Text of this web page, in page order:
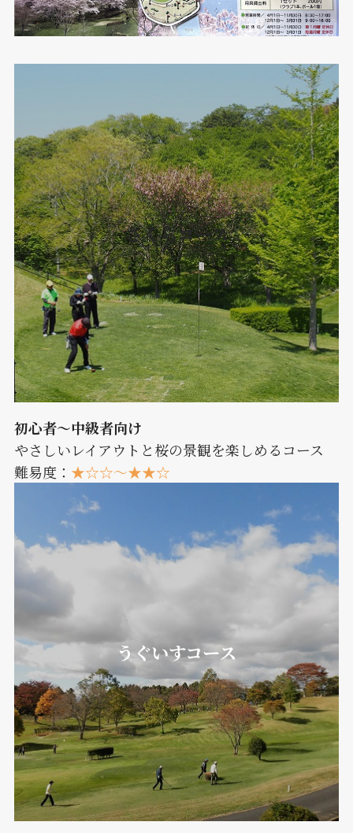
さくらコース
初心者〜中級者向け
やさしいレイアウトと桜の景観を楽しめるコース
難易度： ★☆☆〜★★☆
うぐいすコース